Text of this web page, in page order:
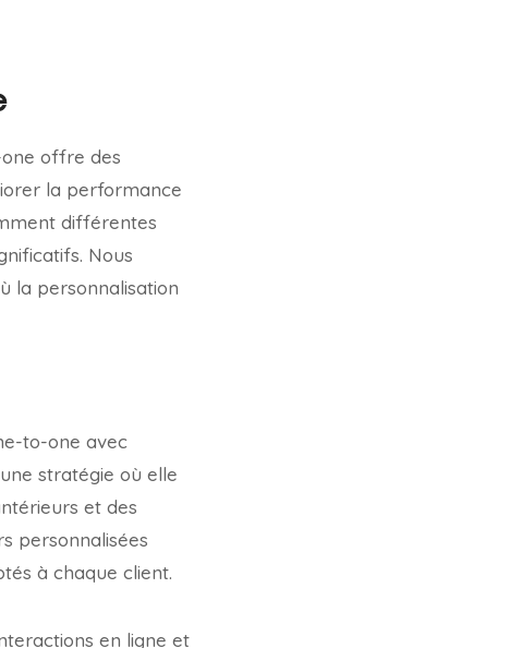
offre des
la performance
différentes
Nous
la personnalisation
to-one avec
stratégie où elle
et des
personnalisées
à chaque client.
en ligne et